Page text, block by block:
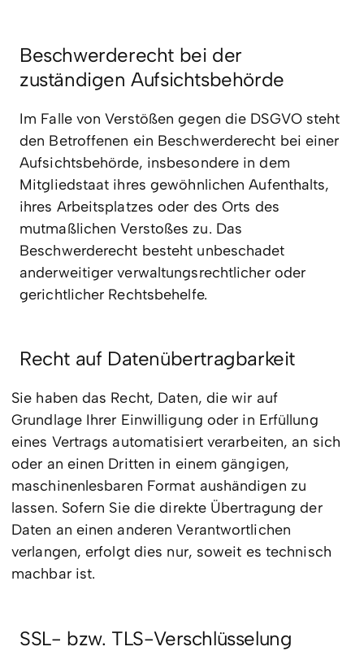
Beschwerderecht bei der
zuständigen Aufsichtsbehörde
Im Falle von Verstößen gegen die DSGVO steht
den Betroffenen ein Beschwerderecht bei einer
Aufsichtsbehörde, insbesondere in dem
Mitgliedstaat ihres gewöhnlichen Aufenthalts,
ihres Arbeitsplatzes oder des Orts des
mutmaßlichen Verstoßes zu. Das
Beschwerderecht besteht unbeschadet
anderweitiger verwaltungsrechtlicher oder
gerichtlicher Rechtsbehelfe.
Recht auf Datenübertragbarkeit
Sie haben das Recht, Daten, die wir auf
Grundlage Ihrer Einwilligung oder in Erfüllung
eines Vertrags automatisiert verarbeiten, an sich
oder an einen Dritten in einem gängigen,
maschinenlesbaren Format aushändigen zu
lassen. Sofern Sie die direkte Übertragung der
Daten an einen anderen Verantwortlichen
verlangen, erfolgt dies nur, soweit es technisch
machbar ist.
SSL- bzw. TLS-Verschlüsselung